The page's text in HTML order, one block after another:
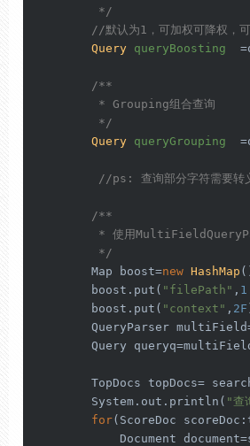
         */
//默认为1，可加权可降权，
Query queryBoosting =
/**
         * Grouping组合查询
         */
Query queryGrouping =
//ps: 查询部分字符
/**
* 使用
         */
        Map boost=
new HashMap
        boost.put(
"filePath" ,
        boost.put(
"context" , 2F
QueryParser
Query
TopDocs topDocs=
        System.out.println(
"查
for(ScoreDoc
Document